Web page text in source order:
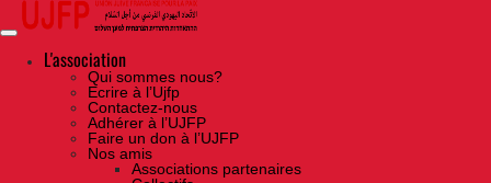
Skip
the
contentL'association
Qui sommes nous?
Ecrire à l’Ujfp
Contactez-nous
Adhérer à l’UJFP
Faire un don à l’UJFP
Nos amis
Associations partenaires